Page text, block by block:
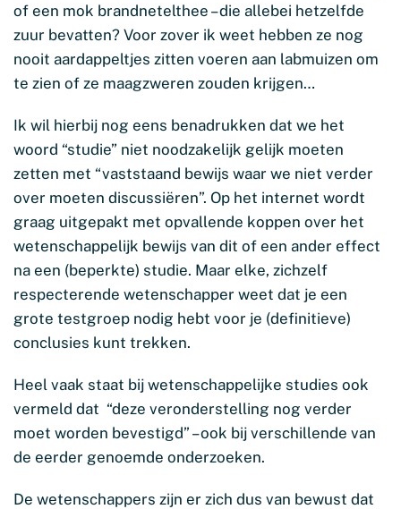
of een mok brandnetelthee – die allebei hetzelfde
zuur bevatten? Voor zover ik weet hebben ze nog
nooit aardappeltjes zitten voeren aan labmuizen om
te zien of ze maagzweren zouden krijgen…
Ik wil hierbij nog eens benadrukken dat we het
woord “studie” niet noodzakelijk gelijk moeten
zetten met “vaststaand bewijs waar we niet verder
over moeten discussiëren”. Op het internet wordt
graag uitgepakt met opvallende koppen over het
wetenschappelijk bewijs van dit of een ander effect
na een (beperkte) studie. Maar elke, zichzelf
respecterende wetenschapper weet dat je een
grote testgroep nodig hebt voor je (definitieve)
conclusies kunt trekken.
Heel vaak staat bij wetenschappelijke studies ook
vermeld dat “deze veronderstelling nog verder
moet worden bevestigd” – ook bij verschillende van
de eerder genoemde onderzoeken.
De wetenschappers zijn er zich dus van bewust dat